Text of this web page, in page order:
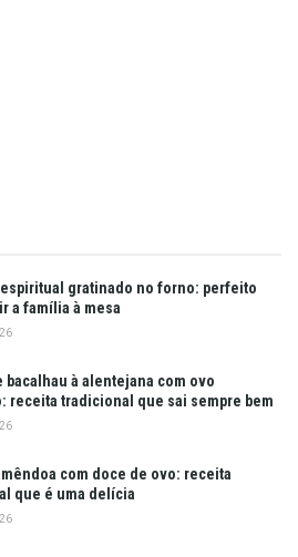
espiritual gratinado no forno: perfeito
a família à mesa
bacalhau à alentejana com ovo
receita tradicional que sai sempre bem
com doce de ovo: receita
que é uma delícia